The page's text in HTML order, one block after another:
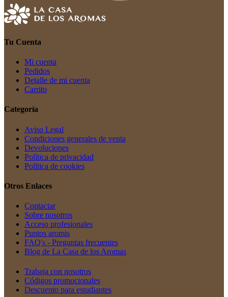
Tu Cuenta
Mi cuenta
Pedidos
Detalle de mi cuenta
Carrito
Categoría
Aviso Legal
Condiciones generales de venta
Devoluciones
Política de privacidad
Política de cookies
Otros Enlaces
Contactar
Sobre nosotros
Acceso profesionales
Puntos aromis
FAQ's - Preguntas frecuentes
Blog de La Casa de los Aromas
Trabaja con nosotros
Códigos promocionales
Descuento para estudiantes